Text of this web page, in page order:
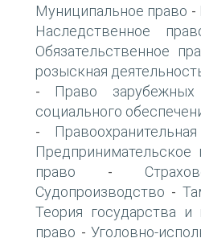
Муниципальное право -
Наследственное
Обязательственное
розыскная
- Право зарубежных
социального
-
Предпринимательское
право -
Судопроизводство -
Теория государства и
право - Уголовно-